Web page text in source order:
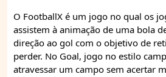
O FootballX é um jogo no qual os
assistem à animação de uma bola
direção ao gol com o objetivo de
perder. No Goal, jogo no estilo
atravessar um campo sem acertar